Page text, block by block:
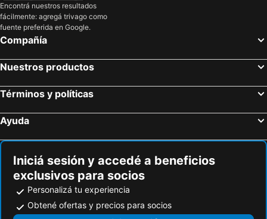
Encontrá nuestros resultados
fácilmente: agregá trivago como
fuente preferida en Google.
Compañía
Nuestros productos
Términos y políticas
Ayuda
Iniciá sesión y accedé a beneficios
exclusivos para socios
Personalizá tu experiencia
Obtené ofertas y precios para socios